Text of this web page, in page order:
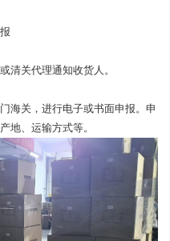
清关代理通知收货人。
海关，进行电子或书面申报。申
地、运输方式等。